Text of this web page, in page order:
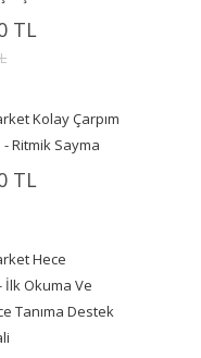
TL
Kolay Çarpım
Ritmik Sayma
TL
Hece
İlk Okuma Ve
Tanıma Destek